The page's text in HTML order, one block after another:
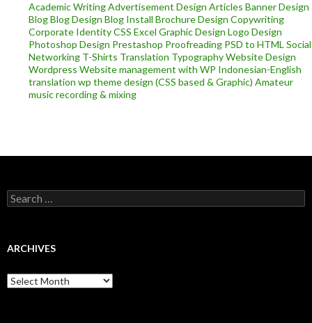
Academic WritingAdvertisement Design Articles Banner Design
BlogBlog Design Blog Install Brochure Design Copywriting
Corporate IdentityCSS Excel Graphic Design Logo Design
Photoshop Design Prestashop Proofreading PSD to HTML Social
Networking T-Shirts Translation TypographyWebsite Design
Wordpress Website management with WP Indonesian-English
translation wp theme design (CSS based & Graphic) Amateur
music recording & mixing
Search
for:
ARCHIVES
Archives